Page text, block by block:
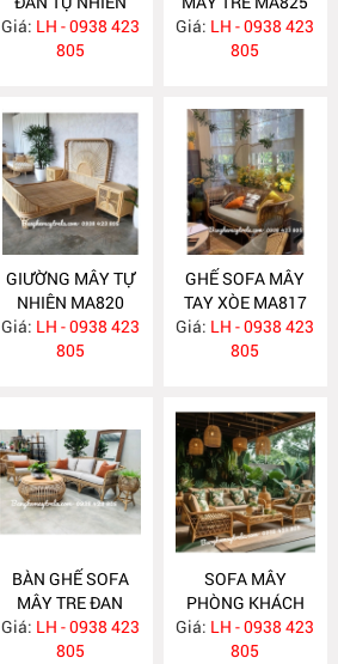
MA830
Giá: LH - 0938 423
805
Giá: LH - 0938 423
805
GIƯỜNG MÂY TỰ
NHIÊN MA820
Giá: LH - 0938 423
805
GHẾ SOFA MÂY
TAY XÒE MA817
Giá: LH - 0938 423
805
BÀN GHẾ SOFA
MÂY TRE ĐAN
MA813
Giá: LH - 0938 423
805
SOFA MÂY
PHÒNG KHÁCH
MA812
Giá: LH - 0938 423
805